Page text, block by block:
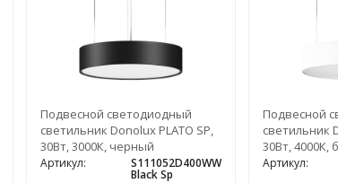
Подвесной светодиодный
светильник Donolux PLATO SP,
30Вт, 3000К, черный
Артикул: S111052D400WW
Black Sp
Подвесной
светильник
30Вт, 4000К,
Артикул: